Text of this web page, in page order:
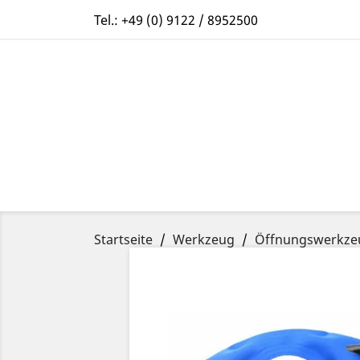
Tel.: +49 (0) 9122 / 8952500
Startseite Werkzeug